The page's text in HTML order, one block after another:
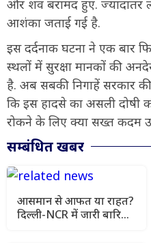
और शव बरामद हुए. ज्यादातर
आशंका जताई गई है.
इस दर्दनाक घटना ने एक बार
स्थलों में सुरक्षा मानकों की
है. अब सबकी निगाहें सरकार
कि इस हादसे का असली दोषी
रोकने के लिए क्या सख्त कदम
सम्बंधित खबर
आसमान से आफत या राहत?
दिल्ली-NCR में जारी बारिश